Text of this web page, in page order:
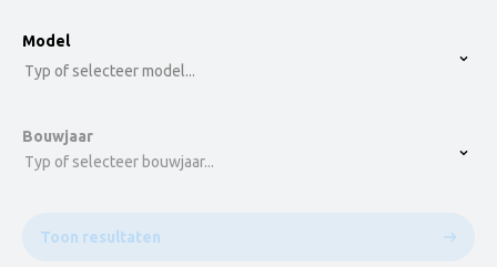
option , selected.
Model
Typ of selecteer model...
Bouwjaar
Typ of selecteer bouwjaar...
Toon resultaten